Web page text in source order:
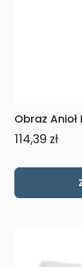
Obraz Anioł
114,39 zł